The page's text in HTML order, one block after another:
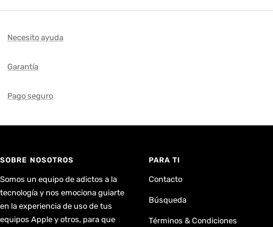
Necesito ayuda
Garantía
Pago seguro
SOBRE NOSOTROS
Somos un equipo de adictos a la
tecnología y nos emociona guiarte
en la experiencia de uso de tus
equipos Apple y otros, para que
PARA TI
Contacto
Búsqueda
Términos & Condiciones